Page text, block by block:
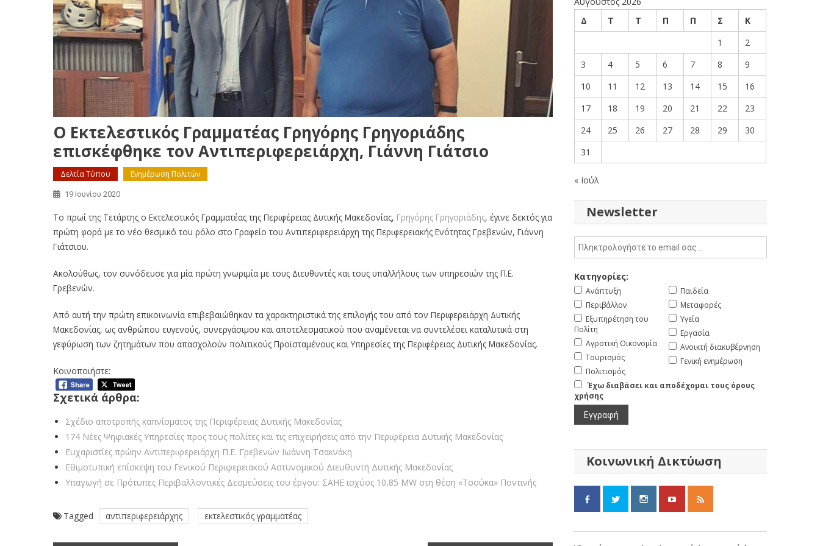
O Εκτελεστικός Γραμματέας Γρηγόρης Γρηγοριάδης
επισκέφθηκε τον Αντιπεριφερειάρχη, Γιάννη Γιάτσιο
Δελτία Τύπου Ενημέρωση Πολιτών
19 Ιουνίου 2020
Το πρωί της Τετάρτης ο Εκτελεστικός Γραμματέας της Περιφέρειας Δυτικής Μακεδονίας, Γρηγόρης Γρηγοριάδης, έγινε δεκτός για
πρώτη φορά με το νέο θεσμικό του ρόλο στο Γραφείο του Αντιπεριφερειάρχη της Περιφερειακής Ενότητας Γρεβενών, Γιάννη
Γιάτσιου.
Ακολούθως, τον συνόδευσε για μία πρώτη γνωριμία με τους Διευθυντές και τους υπαλλήλους των υπηρεσιών της Π.Ε.
Γρεβενών.
Από αυτή την πρώτη επικοινωνία επιβεβαιώθηκαν τα χαρακτηριστικά της επιλογής του από τον Περιφερειάρχη Δυτικής
Μακεδονίας, ως ανθρώπου ευγενούς, συνεργάσιμου και αποτελεσματικού που αναμένεται να συντελέσει καταλυτικά στη
γεφύρωση των ζητημάτων που απασχολούν πολιτικούς Προϊσταμένους και Υπηρεσίες της Περιφέρειας Δυτικής Μακεδονίας.
Κοινοποιήστε:
Σχετικά άρθρα:
Σχέδιο αποτροπής καπνίσματος της Περιφέρειας Δυτικής Μακεδονίας
174 Νέες Ψηφιακές Υπηρεσίες προς τους πολίτες και τις επιχειρήσεις από την Περιφέρεια Δυτικής Μακεδονίας
Ευχαριστίες πρώην Αντιπεριφερειάρχη Π.Ε. Γρεβενών Ιωάννη Τσακνάκη
Εθιμοτυπική επίσκεψη του Γενικού Περιφερειακού Αστυνομικού Διευθυντή Δυτικής Μακεδονίας
Υπαγωγή σε Πρότυπες Περιβαλλοντικές Δεσμεύσεις του έργου: ΣΑΗΕ ισχύος 10,85 MW στη θέση «Τσούκα» Ποντινής
Tagged αντιπεριφερειάρχης εκτελεστικός γραμματέας
Δ
Τ Τ Π Π Σ
Κ
1
2
3
4 5 6 7 8
9
10
11 12 13 14 15
16
17
18 19 20 21 22
23
24
25 26 27 28 29
30
31
« Ιούλ
Newsletter
Κατηγορίες:
Ανάπτυξη
Περιβάλλον
Εξυπηρέτηση του
Πολίτη
Αγροτική Οικονομία
Τουρισμός
Πολιτισμός
Παιδεία
Μεταφορές
Υγεία
Εργασία
Ανοικτή διακυβέρνηση
Γενική ενημέρωση
Έχω διαβάσει και αποδέχομαι τους όρους
χρήσης
Κοινωνική Δικτύωση